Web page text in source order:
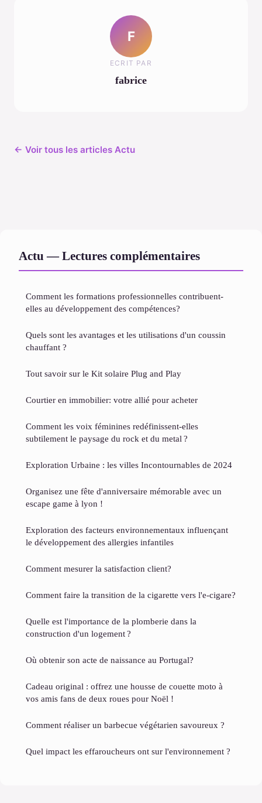
F
ECRIT PAR
fabrice
← Voir tous les articles Actu
Actu — Lectures complémentaires
Comment les formations professionnelles contribuent-
elles au développement des compétences?
Quels sont les avantages et les utilisations d'un coussin
chauffant ?
Tout savoir sur le Kit solaire Plug and Play
Courtier en immobilier: votre allié pour acheter
Comment les voix féminines redéfinissent-elles
subtilement le paysage du rock et du metal ?
Exploration Urbaine : les villes Incontournables de 2024
Organisez une fête d'anniversaire mémorable avec un
escape game à lyon !
Exploration des facteurs environnementaux influençant
le développement des allergies infantiles
Comment mesurer la satisfaction client?
Comment faire la transition de la cigarette vers l'e-cigare?
Quelle est l'importance de la plomberie dans la
construction d'un logement ?
Où obtenir son acte de naissance au Portugal?
Cadeau original : offrez une housse de couette moto à
vos amis fans de deux roues pour Noël !
Comment réaliser un barbecue végétarien savoureux ?
Quel impact les effaroucheurs ont sur l'environnement ?